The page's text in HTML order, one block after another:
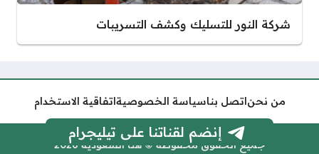
شركة النور للتسليك وكشف التسريبات
من نحناتصل بناسياسة الخصوصيةاتفاقية الاستخدام
جميع الحقوق محفوظة © هنا السعودية 2026
إنضم لقناتنا على تيليجرام